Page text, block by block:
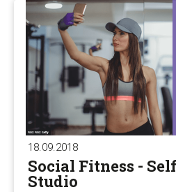
18.09.2018
Social Fitness -
Studio